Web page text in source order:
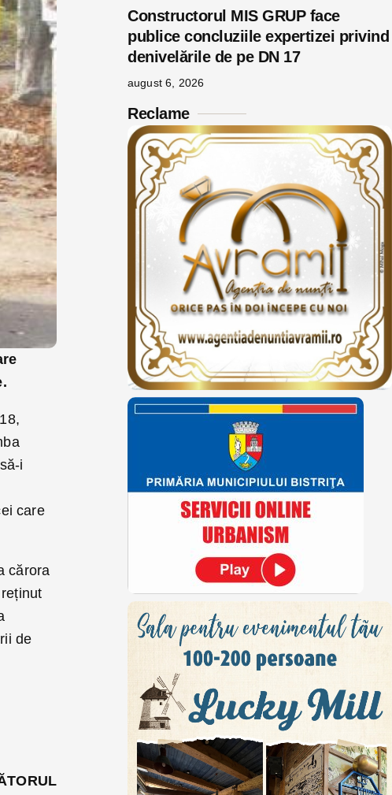
i
care
cărora
de
Constructorul MIS GRUP face
publice concluziile expertizei privind
denivelările de pe DN 17
august 6, 2026
Reclame